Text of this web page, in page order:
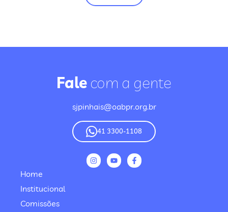
Fale com a gente
sjpinhais@oabpr.org.br
41 3300-1108
Home
Institucional
Comissões